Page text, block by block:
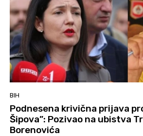
BIH
Podnesena krivična prijava
Šipova”: Pozivao na ubistva
Borenovića